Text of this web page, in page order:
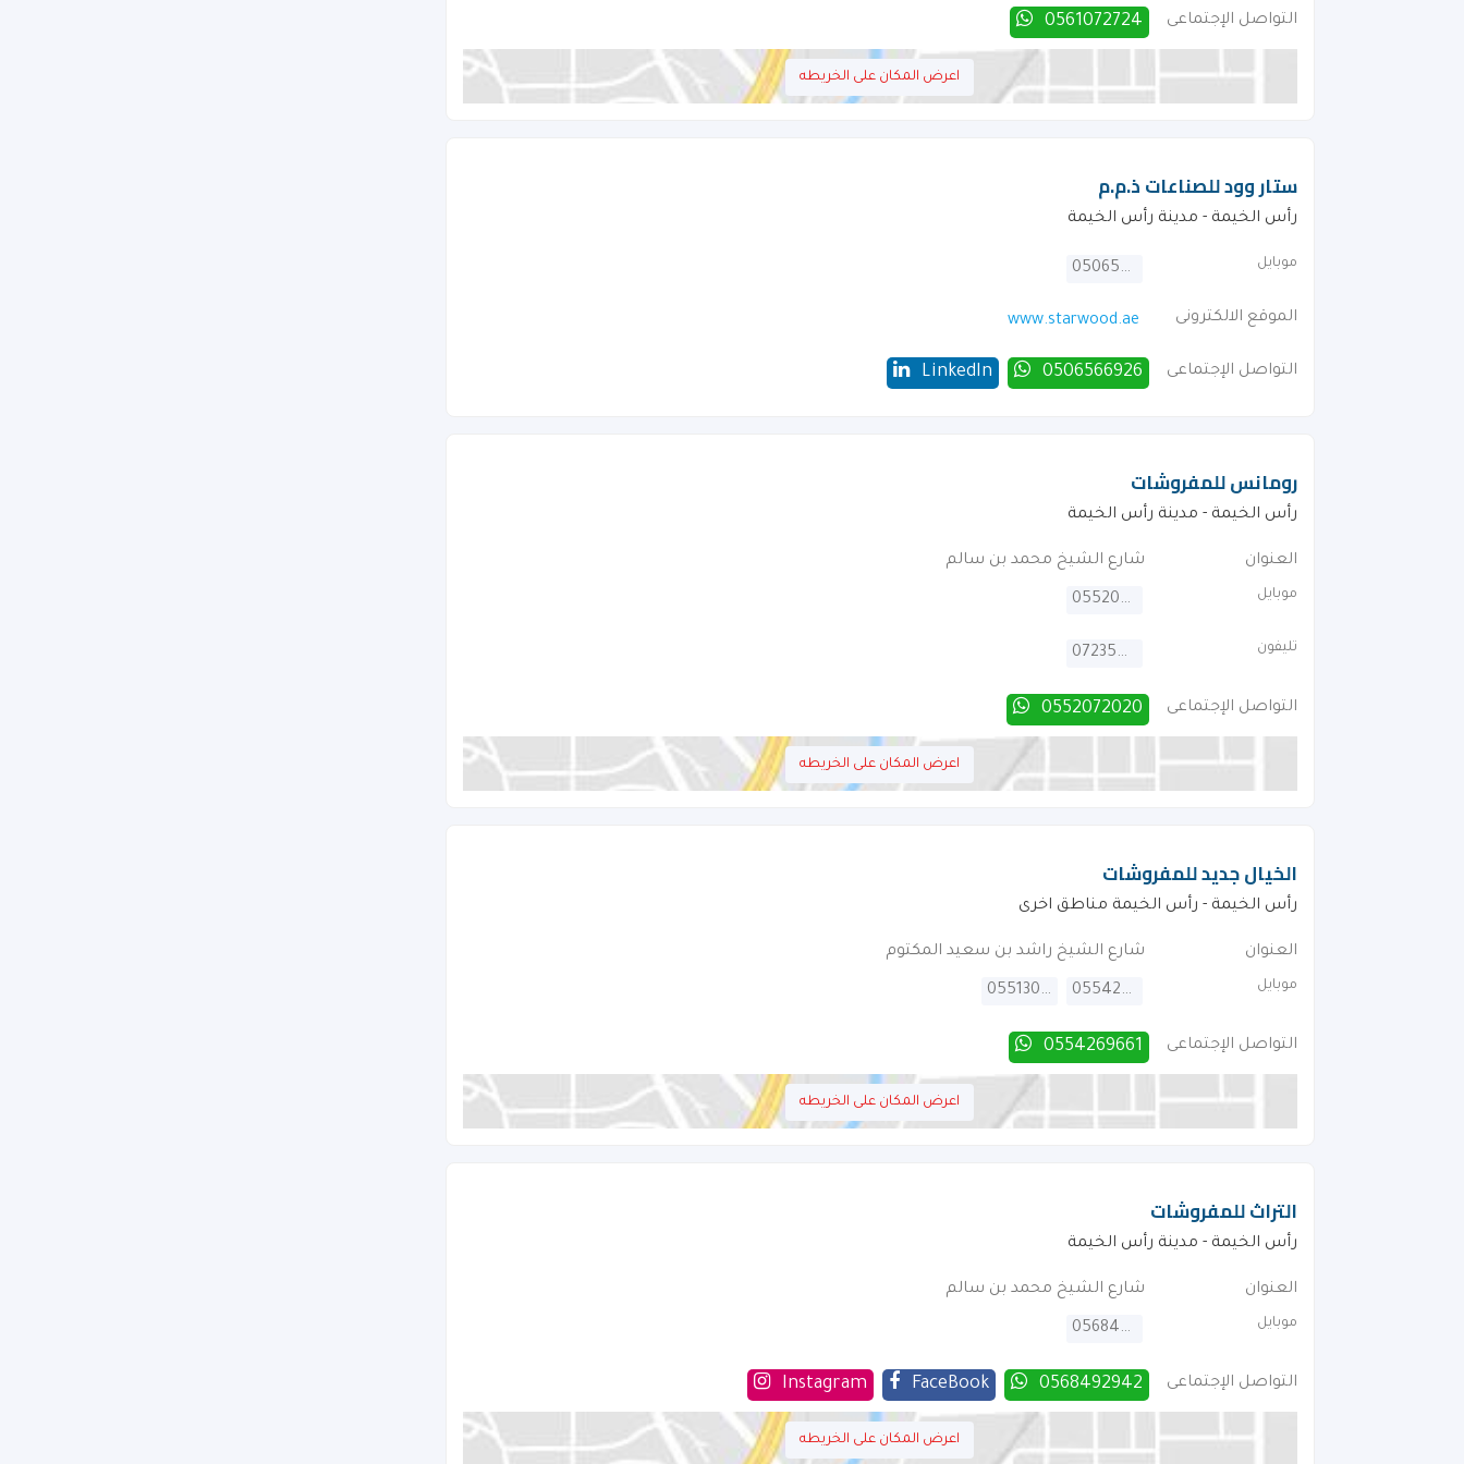
التواصل الإجتماعى 0561072724
اعرض المكان على الخريطه
ستار وود للصناعات ذ.م.م
رأس الخيمة - مدينة رأس الخيمة
موبايل 0506566926
الموقع الالكترونى www.starwood.ae
التواصل الإجتماعى 0506566926
LinkedIn
رومانس للمفروشات
رأس الخيمة - مدينة رأس الخيمة
العنوان شارع الشيخ محمد بن سالم
موبايل 0552072020
تليفون 072354606
التواصل الإجتماعى 0552072020
اعرض المكان على الخريطه
الخيال جديد للمفروشات
رأس الخيمة - رأس الخيمة مناطق اخرى
العنوان شارع الشيخ راشد بن سعيد المكتوم
موبايل 0554269661
0551302099
التواصل الإجتماعى 0554269661
اعرض المكان على الخريطه
التراث للمفروشات
رأس الخيمة - مدينة رأس الخيمة
العنوان شارع الشيخ محمد بن سالم
موبايل 0568492942
التواصل الإجتماعى 0568492942
FaceBook
Instagram
اعرض المكان على الخريطه